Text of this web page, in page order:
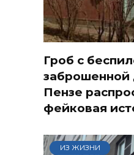
Гроб с
заброшенной
Пензе
фейковая
ИЗ ЖИЗНИ